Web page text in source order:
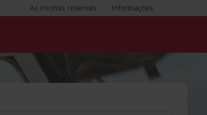
Informações
As minhas reservas